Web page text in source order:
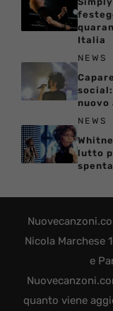
Italia
NEWS
nuovo
NEWS
lutto
Nicola Marchese
e
quanto viene